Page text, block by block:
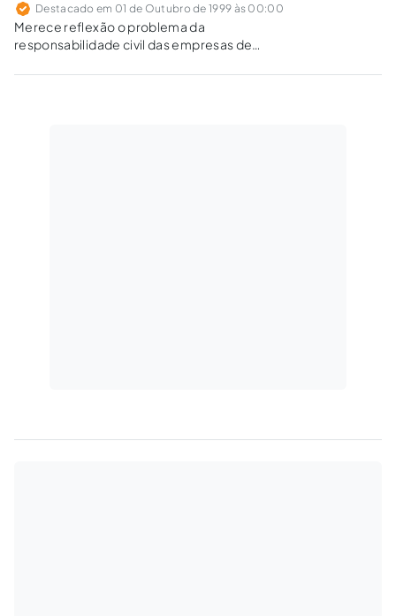
Destacado em 01 de Outubro de 1999 às 00:00
Merece reflexão o problema da
responsabilidade civil das empresas de
qualidade dos serviços de hospedagem